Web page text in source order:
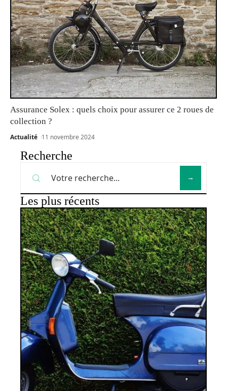
Assurance Solex : quels choix pour assurer ce 2 roues de
collection ?
Actualité 11 novembre 2024
Recherche
Les plus récents